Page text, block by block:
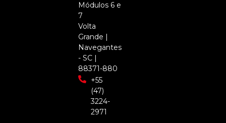
Módulos 6 e
7
Volta
Grande |
Navegantes
- SC |
88371-880
+55
(47)
3224-
2971